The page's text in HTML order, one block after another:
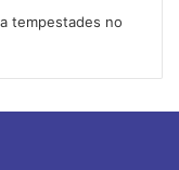
tempestades no